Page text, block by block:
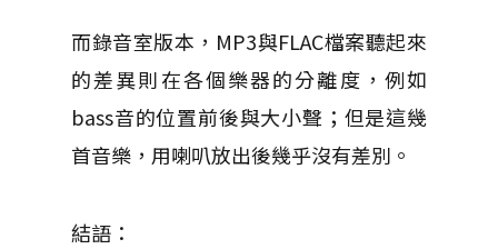
而錄音室版本，MP3與FLAC檔案聽起來
的差異則在各個樂器的分離度，例如
bass音的位置前後與大小聲；但是這幾
首音樂，用喇叭放出後幾乎沒有差別。
結語：